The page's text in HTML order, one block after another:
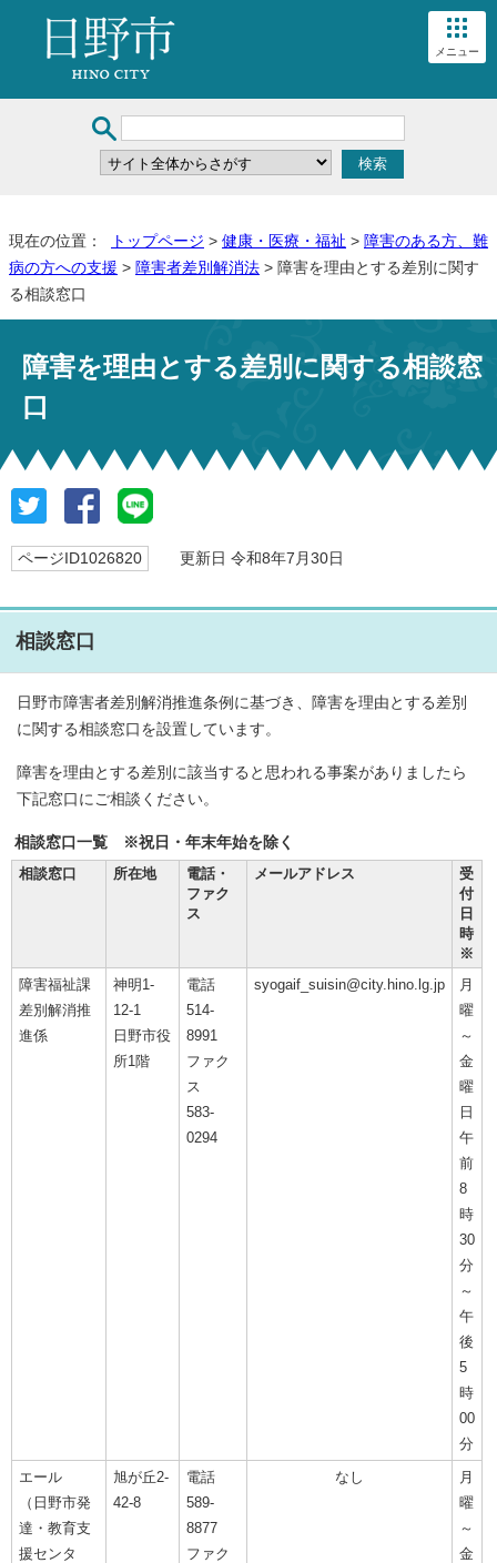
メニュー
現在の位置： トップページ > 健康・医療・福祉 > 障害のある方、難
病の方への支援 > 障害者差別解消法 > 障害を理由とする差別に関す
る相談窓口
障害を理由とする差別に関する相談窓
口
ページID1026820 更新日 令和8年7月30日
相談窓口
日野市障害者差別解消推進条例に基づき、障害を理由とする差別
に関する相談窓口を設置しています。
障害を理由とする差別に該当すると思われる事案がありましたら
下記窓口にご相談ください。
相談窓口一覧 ※祝日・年末年始を除く
相談窓口
所在地
電話・
ファク
ス
メールアドレス
受
付
日
時
※
障害福祉課
差別解消推
進係
神明1-
12-1
日野市役
所1階
電話
514-
8991
ファク
ス
583-
0294
syogaif_suisin@city.hino.lg.jp
月
曜
～
金
曜
日
午
前
8
時
30
分
～
午
後
5
時
00
分
エール
（日野市発
達・教育支
援センタ
旭が丘2-
42-8
電話
589-
8877
ファク
なし
月
曜
～
金